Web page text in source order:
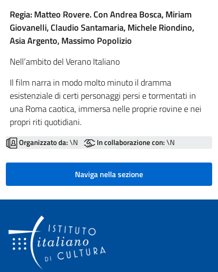
Regia: Matteo Rovere. Con Andrea Bosca, Miriam
Giovanelli, Claudio Santamaria, Michele Riondino,
Asia Argento, Massimo Popolizio
Nell’ambito del Verano Italiano
Il film narra in modo molto minuto il dramma
esistenziale di certi personaggi persi e tormentati in
una Roma caotica, immersa nelle proprie rovine e nei
propri riti quotidiani.
Organizzato da:\N In collaborazione con:\N
Naviga nella sezione